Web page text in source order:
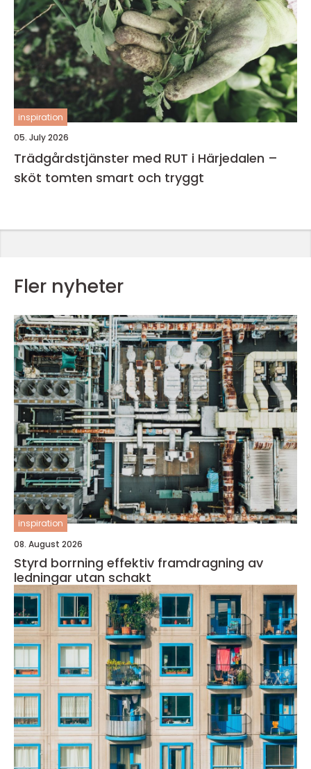
inspiration
05. July 2026
Trädgårdstjänster med RUT i Härjedalen –
sköt tomten smart och tryggt
Fler nyheter
inspiration
08. August 2026
Styrd borrning effektiv framdragning av
ledningar utan schakt